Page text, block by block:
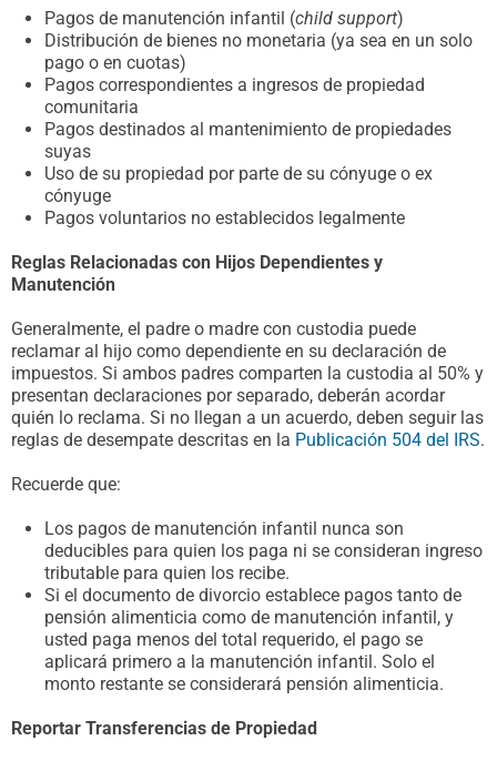
Pagos de manutención infantil (child support)
Distribución de bienes no monetaria (ya sea en un solo
pago o en cuotas)
Pagos correspondientes a ingresos de propiedad
comunitaria
Pagos destinados al mantenimiento de propiedades
suyas
Uso de su propiedad por parte de su cónyuge o ex
cónyuge
Pagos voluntarios no establecidos legalmente
Reglas Relacionadas con Hijos Dependientes y
Manutención
Generalmente, el padre o madre con custodia puede
reclamar al hijo como dependiente en su declaración de
impuestos. Si ambos padres comparten la custodia al 50% y
presentan declaraciones por separado, deberán acordar
quién lo reclama. Si no llegan a un acuerdo, deben seguir las
reglas de desempate descritas en la Publicación 504 del IRS.
Recuerde que:
Los pagos de manutención infantil nunca son
deducibles para quien los paga ni se consideran ingreso
tributable para quien los recibe.
Si el documento de divorcio establece pagos tanto de
pensión alimenticia como de manutención infantil, y
usted paga menos del total requerido, el pago se
aplicará primero a la manutención infantil. Solo el
monto restante se considerará pensión alimenticia.
Reportar Transferencias de Propiedad